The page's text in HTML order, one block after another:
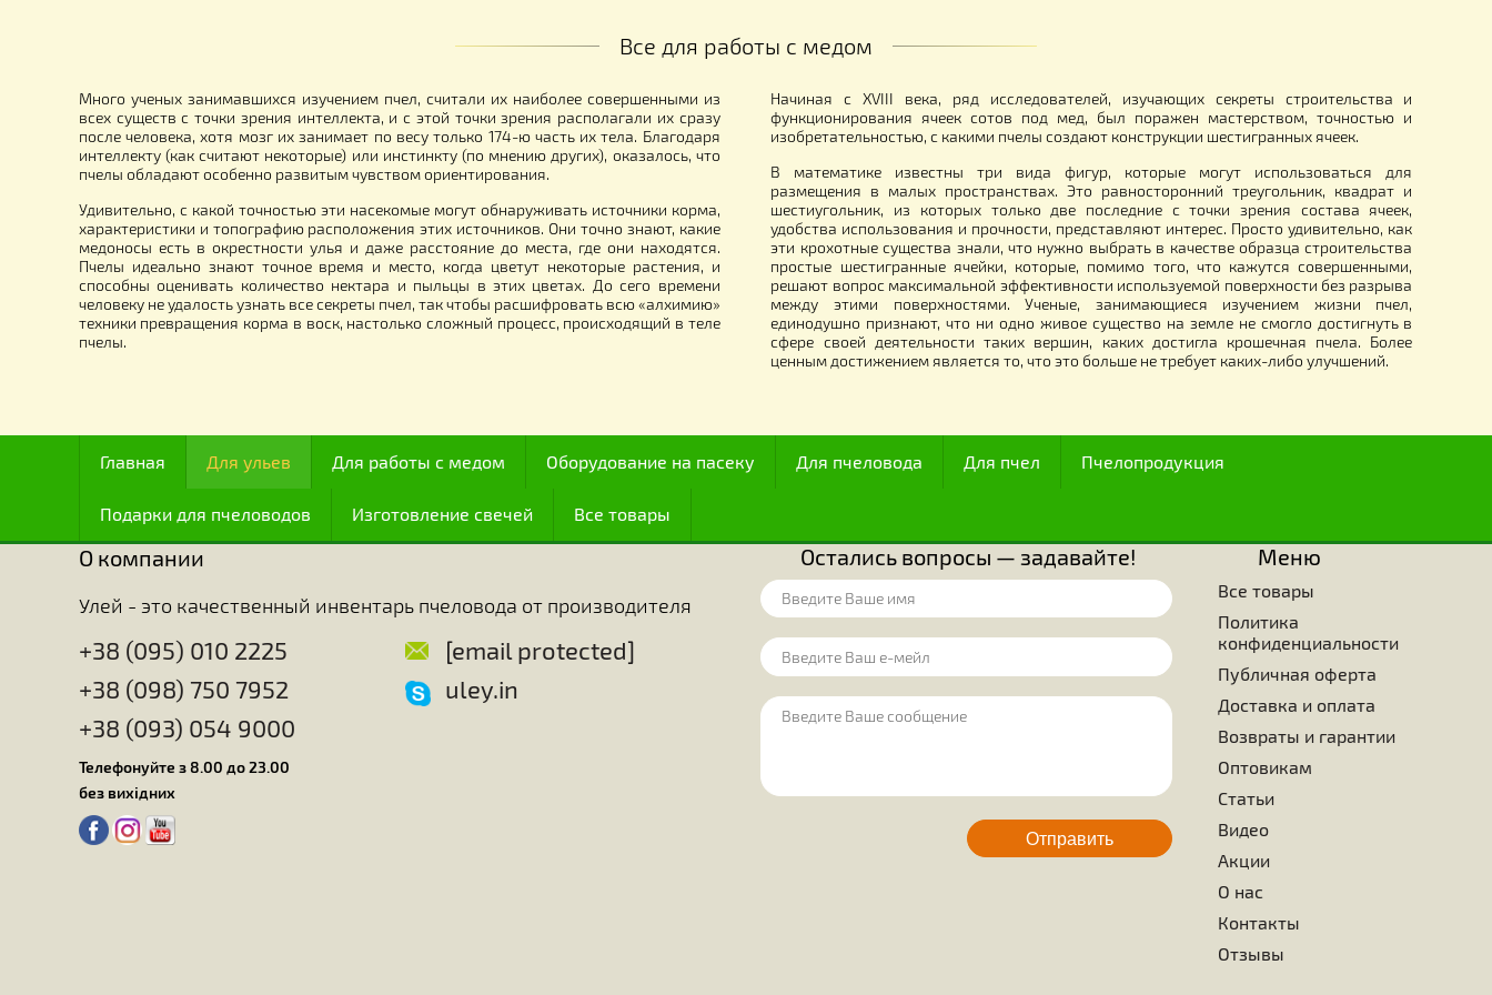
Санрой полоски (10 полосок-1уп. 1
полоска на рой) Апи-Сан
0.00грн.
Станок для распечатывания сот с
бункером (механический)
17 900.00
Коробки для Сотового мёда с мини
рамками комплект — 50шт.
815.00 грн.
Вощина "Медове Мисто" 5 кг
Рута, магазин)
1 890.00грн.
Много ученых занимавшихся изучением пчел, считали их наиболее совершенными из
всех существ с точки зрения интеллекта, и с этой точки зрения располагали их сразу
интеллекту (как считают некоторые) или инстинкту (по мнению других), оказалось, что
пчелы обладают особенно развитым чувством ориентирования.
Удивительно, с какой точностью эти насекомые могут обнаруживать источники корма,
характеристики и топографию расположения этих источников. Они точно знают, какие
медоносы есть в окрестности улья и даже расстояние до места, где они находятся.
способны оценивать количество нектара и пыльцы в этих цветах. До сего времени
человеку не удалость узнать все секреты пчел, так чтобы расшифровать всю «алхимию»
техники превращения корма в воск, настолько сложный процесс, происходящий в теле
Начиная с XVIII века, ряд исследователей, изучающих секреты
функционирования ячеек сотов под мед, был поражен мастерством,
размещения в малых пространствах. Это равносторонний треугольник,
шестиугольник, из которых только две последние с точки зрения
удобства использования и прочности, представляют интерес. Просто
эти крохотные существа знали, что нужно выбрать в качестве образца
простые шестигранные ячейки, которые, помимо того, что кажутся
решают вопрос максимальной эффективности используемой поверхности
между этими поверхностями. Ученые, занимающиеся изучением
единодушно признают, что ни одно живое существо на земле не смогло
сфере своей деятельности таких вершин, каких достигла крошечная
ценным достижением является то, что это больше не требует каких-либо
Главная Для пчеловода Для пчел Пчелопродукция
Остались вопросы — задавайте!